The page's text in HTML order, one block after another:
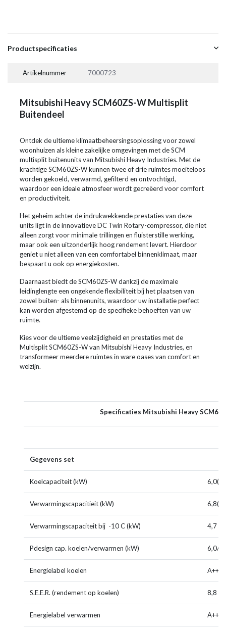
Productspecificaties
Artikelnummer 7000723
Mitsubishi Heavy SCM60ZS-W Multisplit
Buitendeel
Ontdek de ultieme klimaatbeheersingsoplossing voor zowel
woonhuizen als kleine zakelijke omgevingen met de SCM
multisplit buitenunits van Mitsubishi Heavy Industries. Met de
krachtige SCM60ZS-W kunnen twee of drie ruimtes moeiteloos
worden gekoeld, verwarmd, gefilterd en ontvochtigd,
waardoor een ideale atmosfeer wordt gecreëerd voor comfort
en productiviteit.
Het geheim achter de indrukwekkende prestaties van deze
units ligt in de innovatieve DC Twin Rotary-compressor, die niet
alleen zorgt voor minimale trillingen en fluisterstille werking,
maar ook een uitzonderlijk hoog rendement levert. Hierdoor
geniet u niet alleen van een comfortabel binnenklimaat, maar
bespaart u ook op energiekosten.
Daarnaast biedt de SCM60ZS-W dankzij de maximale
leidinglengte een ongekende flexibiliteit bij het plaatsen van
zowel buiten- als binnenunits, waardoor uw installatie perfect
kan worden afgestemd op de specifieke behoeften van uw
ruimte.
Kies voor de ultieme veelzijdigheid en prestaties met de
Multisplit SCM60ZS-W van Mitsubishi Heavy Industries, en
transformeer meerdere ruimtes in ware oases van comfort en
welzijn.
Specificaties Mitsubishi Heavy
Gegevens set
Koelcapaciteit (kW)
Verwarmingscapacitieit (kW)
Verwarmingscapaciteit bij -10 C (kW) 4,7
Pdesign cap. koelen/verwarmen (kW) 6,0/
Energielabel koelen A+++
S.E.E.R. (rendement op koelen) 8,8
Energielabel verwarmen A++